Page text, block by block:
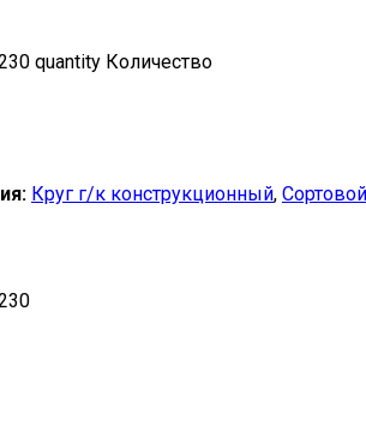
quantity Количество
Круг г/к конструкционный,